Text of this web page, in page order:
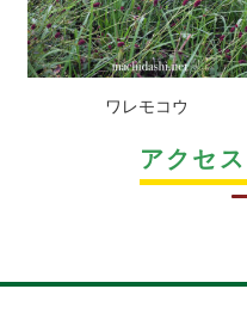
ワレモコウ
アクセ